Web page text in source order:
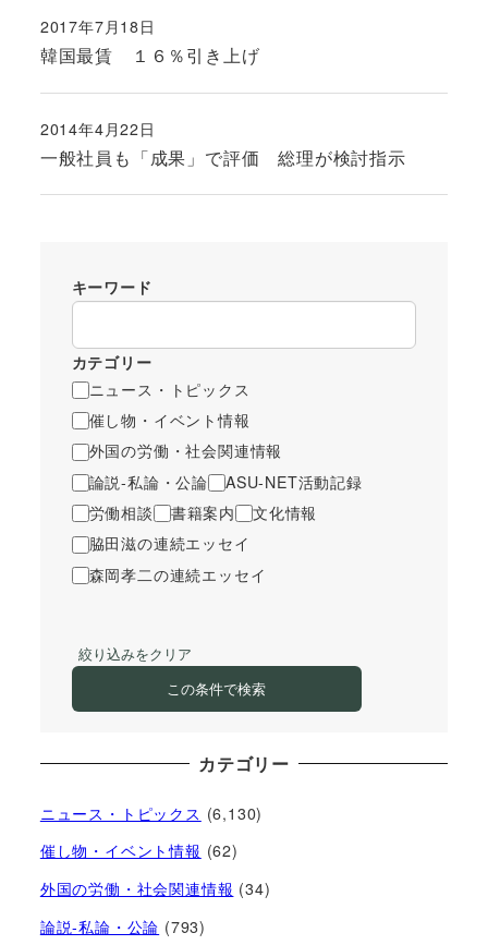
韓国最賃 １６％引き上げ
投稿日
2017年7月18日
一般社員も「成果」で評価 総理が検討指示
投稿日
2014年4月22日
キーワード
カテゴリー
ニュース・トピックス
催し物・イベント情報
外国の労働・社会関連情報
論説-私論・公論
ASU-NET活動記録
労働相談
書籍案内
文化情報
脇田滋の連続エッセイ
森岡孝二の連続エッセイ
絞り込みをクリア
この条件で検索
カテゴリー
ニュース・トピックス (6,130)
催し物・イベント情報 (62)
外国の労働・社会関連情報 (34)
論説-私論・公論 (793)